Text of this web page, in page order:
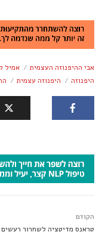
אבי ההיפנוזה העצמית אמיל
היפנוזה
היפנוזה עצמית
הקודם
טראנס מדיטציה לשחרור רעשים